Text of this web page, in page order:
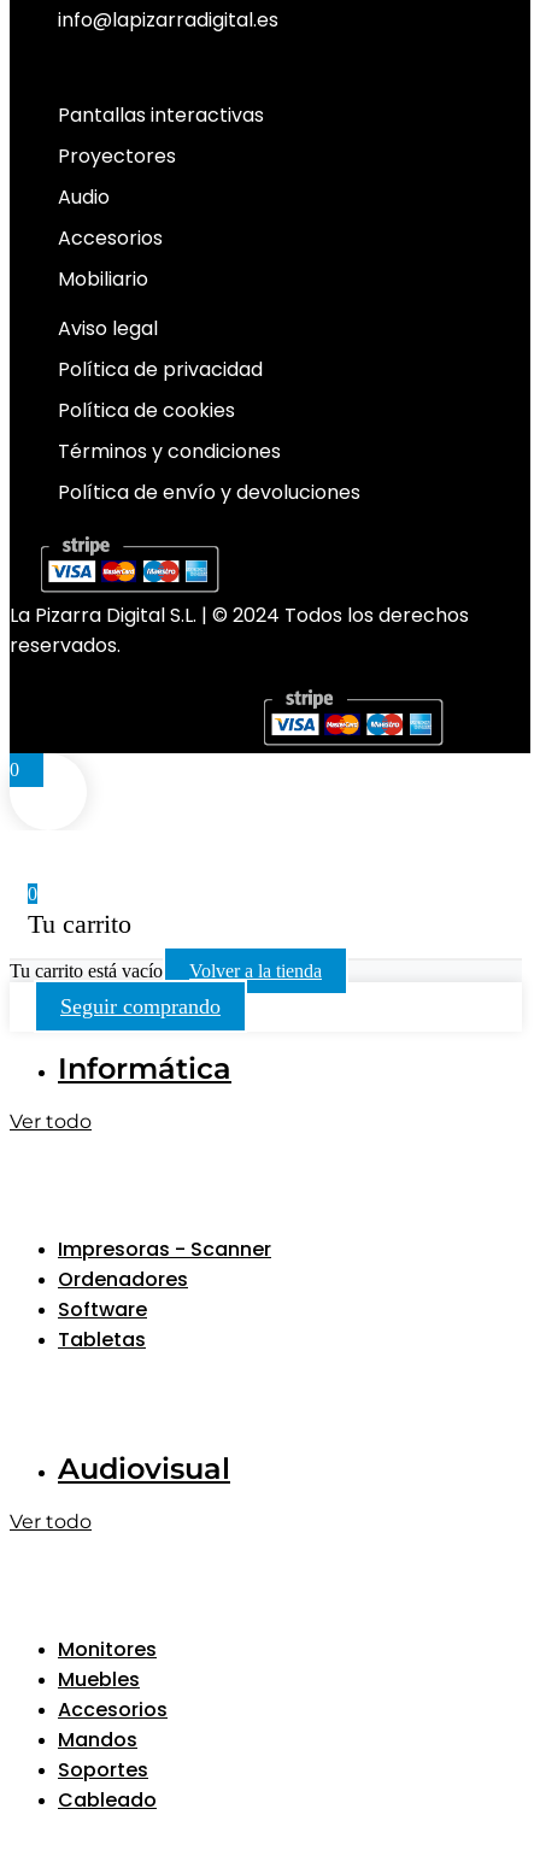
info@lapizarradigital.es
Pantallas interactivas
Proyectores
Audio
Accesorios
Mobiliario
Aviso legal
Política de privacidad
Política de cookies
Términos y condiciones
Política de envío y devoluciones
La Pizarra Digital S.L. | © 2024 Todos los derechos
reservados.
0
0
Tu carrito
Tu carrito está vacío Volver a la tienda
Seguir comprando
Informática
Ver todo
Impresoras - Scanner
Ordenadores
Software
Tabletas
Audiovisual
Ver todo
Monitores
Muebles
Accesorios
Mandos
Soportes
Cableado